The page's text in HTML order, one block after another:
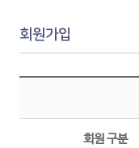
회원가입
회원 구분